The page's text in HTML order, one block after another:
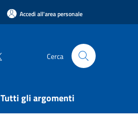
Accedi all'area personale
Cerca
Tutti gli argomenti